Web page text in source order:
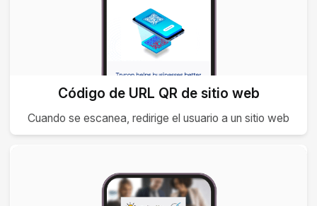
Código de URL QR de sitio web
Cuando se escanea, redirige el usuario a un sitio web